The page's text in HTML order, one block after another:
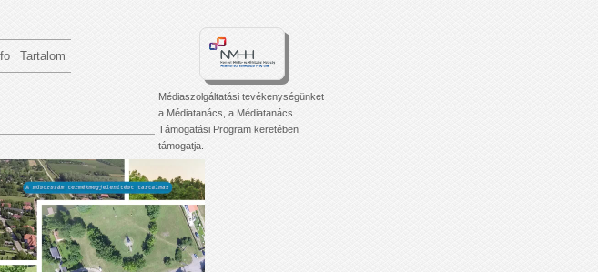
Tartalom
Médiaszolgáltatási tevékenységünket
a Médiatanács, a Médiatanács
Támogatási Program keretében
támogatja.